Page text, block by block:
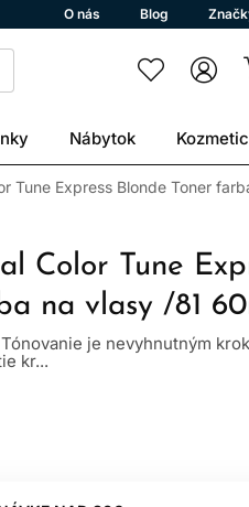
O nás Blog
Nábytok
Tune Express Blonde Toner
Color Tune
na vlasy /81
je nevyhnutným
kr...